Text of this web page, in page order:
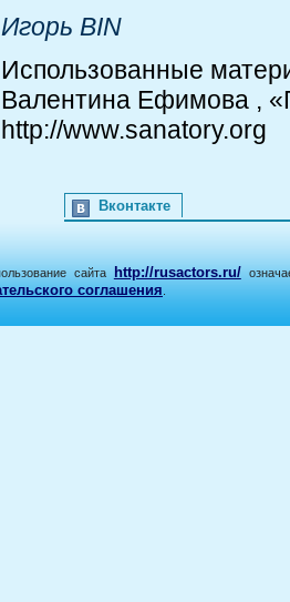
Игорь BIN
Использованные
Валентина Ефимова ,
http://www.sanatory.org
Вконтакте
сайта http://rusactors.ru/
соглашения